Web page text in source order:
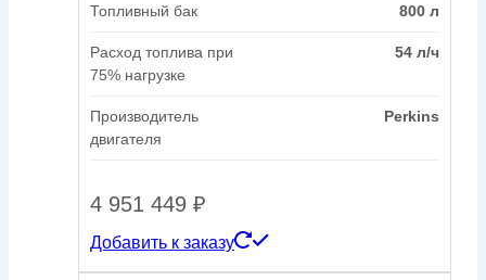
Топливный бак 800 л
Расход топлива при
75% нагрузке
54 л/ч
Производитель
двигателя
Perkins
4 951 449 ₽
Добавить к заказу